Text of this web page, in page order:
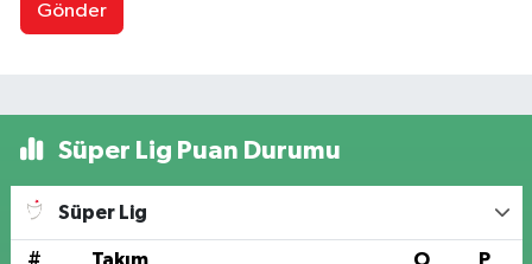
Gönder
Süper Lig Puan Durumu
Süper Lig